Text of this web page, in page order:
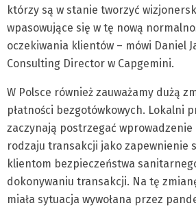
którzy są w stanie tworzyć
wpasowujące się w tę nową
oczekiwania klientów – mówi Daniel
Consulting Director w Capgemini.
W Polsce również zauważamy dużą
płatności bezgotówkowych. Lokalni
zaczynają postrzegać wprowadzenie
rodzaju transakcji jako zapewnienie
klientom bezpieczeństwa
dokonywaniu transakcji. Na tę
miała sytuacja wywołana przez